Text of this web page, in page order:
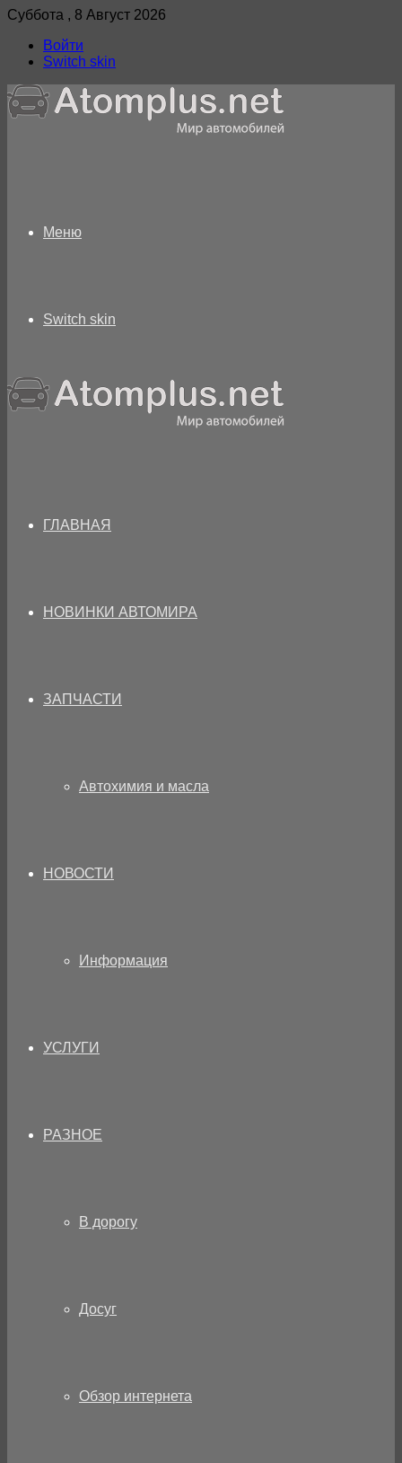
Суббота , 8 Август 2026
Войти
Switch skin
Меню
Switch skin
ГЛАВНАЯ
НОВИНКИ АВТОМИРА
ЗАПЧАСТИ
Автохимия и масла
НОВОСТИ
Информация
УСЛУГИ
РАЗНОЕ
В дорогу
Досуг
Обзор интернета